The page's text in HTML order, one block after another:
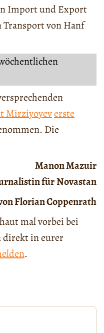
Import und Export
Transport von Hanf
Mirziyoyeverste
Die
Manon Mazuir
fürNovastan
Florian Coppenrath
mal vorbei bei
direkt in eurer
.